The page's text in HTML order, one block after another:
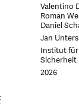
Valentino
Roman
Daniel
Jan
Institut
Sicherheit
2026